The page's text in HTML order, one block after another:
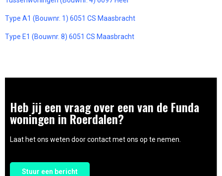
Type A1 (Bouwnr. 1) 6051 CS Maasbracht
Type E1 (Bouwnr. 8) 6051 CS Maasbracht
Heb jij een vraag over een van de Funda
woningen in Roerdalen?
Laat het ons weten door contact met ons op te nemen.
Stuur een bericht